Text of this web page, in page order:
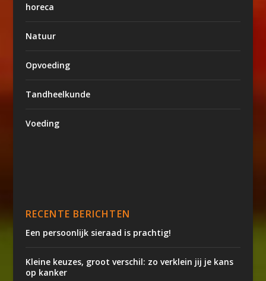
horeca
Natuur
Opvoeding
Tandheelkunde
Voeding
RECENTE BERICHTEN
Een persoonlijk sieraad is prachtig!
Kleine keuzes, groot verschil: zo verklein jij je kans
op kanker